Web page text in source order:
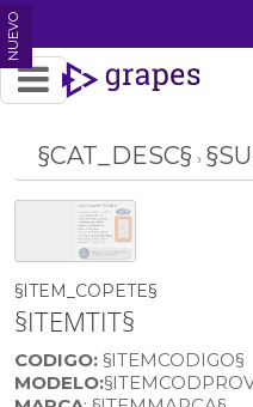
§CAT_DESC§ ›
§ITEM_COPETE§
§ITEMTIT§
CODIGO: §ITEMCODIGO§
MODELO:
NUEVO
NUEVO